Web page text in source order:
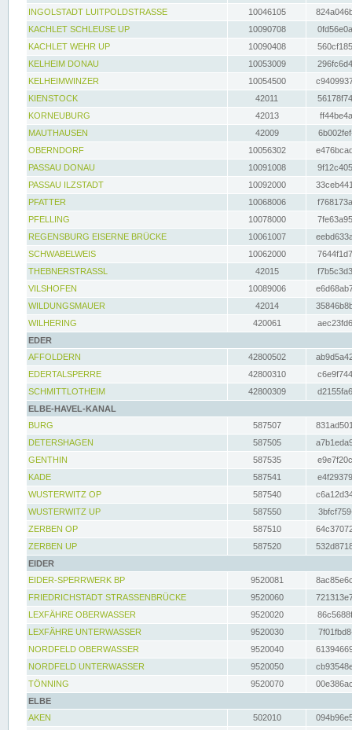
INGOLSTADT LUITPOLDSTRASSE
10046105
KACHLET SCHLEUSE UP
10090708
KACHLET WEHR UP
10090408
KELHEIM DONAU
10053009
KELHEIMWINZER
10054500
KIENSTOCK
42011
KORNEUBURG
42013
MAUTHAUSEN
42009
OBERNDORF
10056302
PASSAU DONAU
10091008
PASSAU ILZSTADT
10092000
PFATTER
10068006
PFELLING
10078000
REGENSBURG EISERNE BRÜCKE
10061007
SCHWABELWEIS
10062000
THEBNERSTRASSL
42015
VILSHOFEN
10089006
WILDUNGSMAUER
42014
WILHERING
420061
EDER
AFFOLDERN
42800502
EDERTALSPERRE
42800310
SCHMITTLOTHEIM
42800309
ELBE-HAVEL-KANAL
BURG
587507
DETERSHAGEN
587505
GENTHIN
587535
KADE
587541
WUSTERWITZ OP
587540
WUSTERWITZ UP
587550
ZERBEN OP
587510
ZERBEN UP
587520
EIDER
EIDER-SPERRWERK BP
9520081
FRIEDRICHSTADT STRASSENBRÜCKE
9520060
LEXFÄHRE OBERWASSER
9520020
LEXFÄHRE UNTERWASSER
9520030
NORDFELD OBERWASSER
9520040
NORDFELD UNTERWASSER
9520050
TÖNNING
9520070
ELBE
AKEN
502010